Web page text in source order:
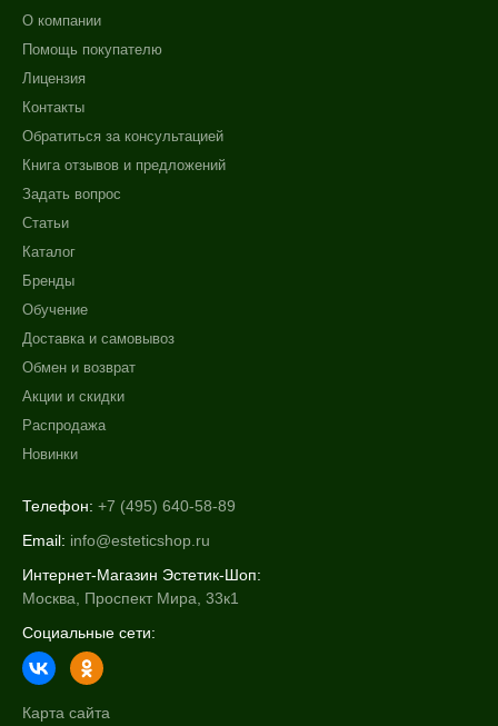
О компании
Помощь покупателю
Лицензия
Контакты
Обратиться за консультацией
Книга отзывов и предложений
Задать вопрос
Статьи
Каталог
Бренды
Обучение
Доставка и самовывоз
Обмен и возврат
Акции и скидки
Распродажа
Новинки
Телефон: +7 (495) 640-58-89
Email: info@esteticshop.ru
Интернет-Магазин Эстетик-Шоп:
Москва, Проспект Мира, 33к1
Социальные сети:
Карта сайта